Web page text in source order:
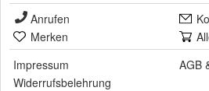
Anrufen
Merken
Impressum
AGB
Widerrufsbelehrung